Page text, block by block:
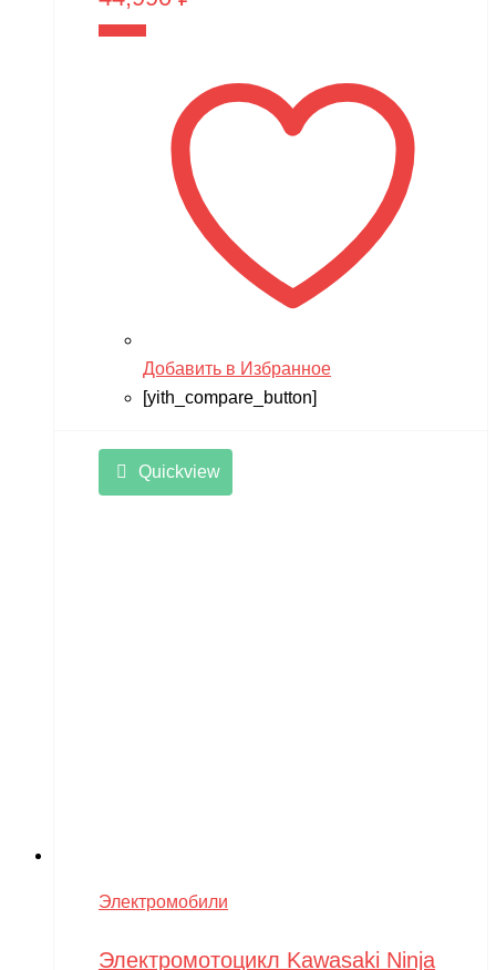
Добавить в Избранное
[yith_compare_button]
Quickview
Электромобили
Электромотоцикл Kawasaki Ninja